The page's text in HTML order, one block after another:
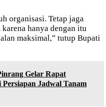
organisasi. Tetap jaga
hanya dengan itu
maksimal,” tutup Bupati
Gelar Rapat
Jadwal Tanam